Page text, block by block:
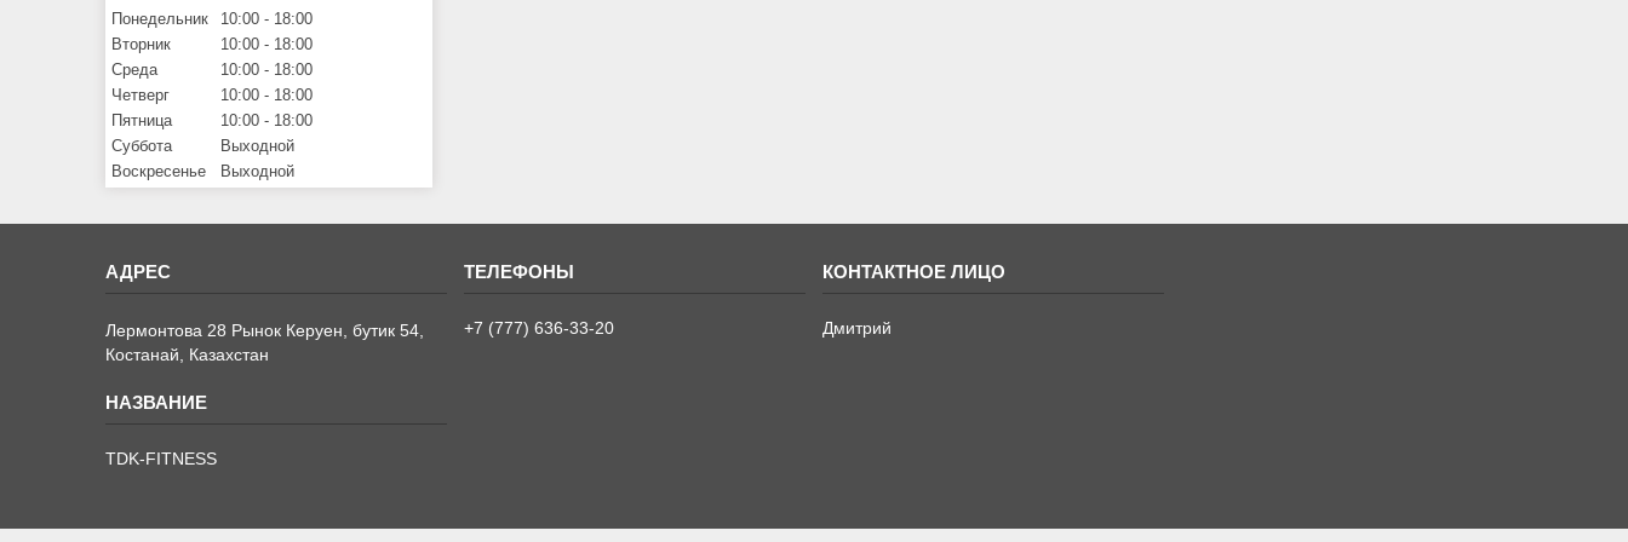
Понедельник 10:00
18:00
Вторник
10:00
18:00
Среда
10:00
18:00
Четверг
10:00
18:00
Пятница
10:00
18:00
Суббота
Выходной
Воскресенье
Выходной
Лермонтова 28 Рынок Керуен, бутик 54,
Костанай, Казахстан
TDK-FITNESS
+7 (777) 636-33-20 Дмитрий